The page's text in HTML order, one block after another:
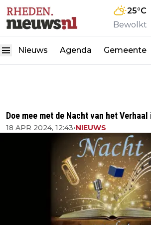
25°C
Bewolkt
Nieuws Agenda Gemeente
Doe mee met de Nacht van het Verhaal
18 APR 2024, 12:43•NIEUWS